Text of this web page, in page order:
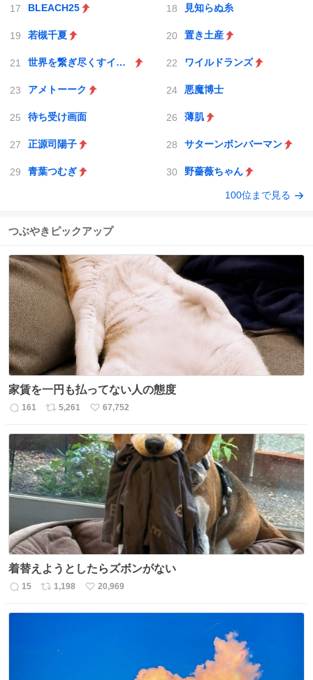
BLEACH25 見知らぬ糸
若槻千夏 置き土産
世界を繋ぎ尽くすインターネット巫女 ワイルドランズ
アメトーーク 悪魔博士
待ち受け画面 薄肌
正源司陽子 サターンボンバーマン
青葉つむぎ 野薔薇ちゃん
100位まで見る
つぶやきピックアップ
家賃を一円も払ってない人の態度
返
161
リ
ト
数
5,261
い
ね
数
67,752
着替えようとしたらズボンがない
返
15
リ
1,198
い
20,969